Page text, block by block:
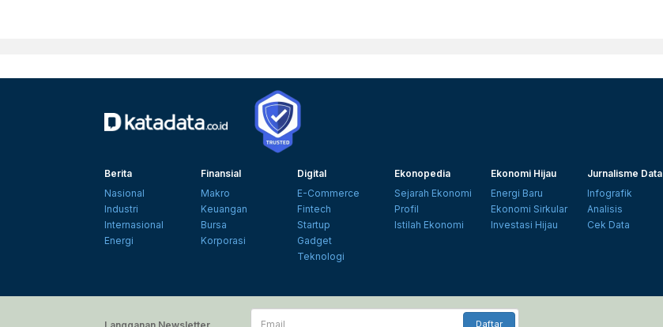
Berita
Nasional
Industri
Internasional
Energi
Finansial
Makro
Keuangan
Bursa
Korporasi
Digital
E-Commerce
Fintech
Startup
Gadget
Teknologi
Ekonopedia
Sejarah Ekonomi
Profil
Istilah Ekonomi
Ekonomi Hijau
Energi Baru
Ekonomi Sirkular
Investasi Hijau
Jurnalisme Data
Infografik
Analisis
Cek Data
Email
Daftar